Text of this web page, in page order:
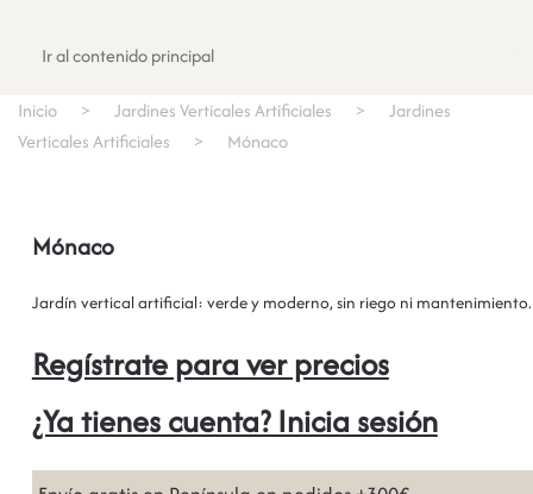
Ir al contenido principal
Inicio Jardines Verticales Artificiales
Jardines
Verticales Artificiales
Mónaco
Mónaco
Jardín vertical artificial: verde y moderno, sin riego ni mantenimiento.
Regístrate para ver precios
¿Ya tienes cuenta? Inicia sesión